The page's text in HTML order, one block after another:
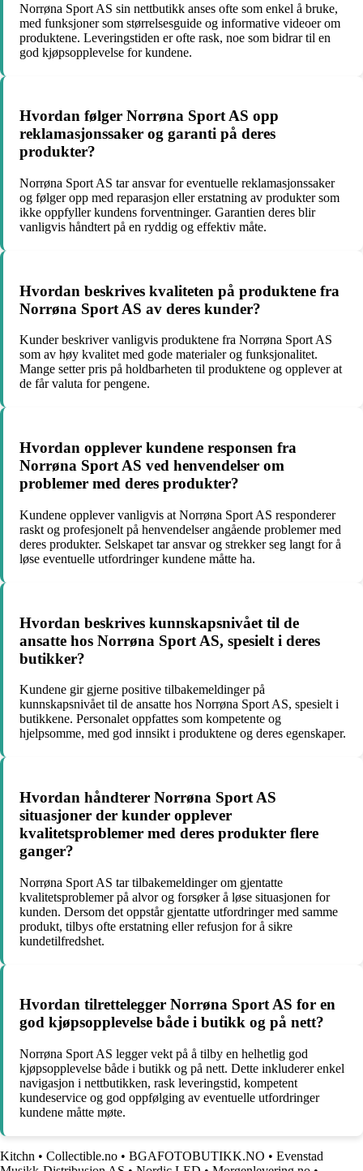
Norrøna Sport AS sin nettbutikk anses ofte som enkel å bruke,
med funksjoner som størrelsesguide og informative videoer om
produktene. Leveringstiden er ofte rask, noe som bidrar til en
god kjøpsopplevelse for kundene.
Hvordan følger Norrøna Sport AS opp
reklamasjonssaker og garanti på deres
produkter?
Norrøna Sport AS tar ansvar for eventuelle reklamasjonssaker
og følger opp med reparasjon eller erstatning av produkter som
ikke oppfyller kundens forventninger. Garantien deres blir
vanligvis håndtert på en ryddig og effektiv måte.
Hvordan beskrives kvaliteten på produktene fra
Norrøna Sport AS av deres kunder?
Kunder beskriver vanligvis produktene fra Norrøna Sport AS
som av høy kvalitet med gode materialer og funksjonalitet.
Mange setter pris på holdbarheten til produktene og opplever at
de får valuta for pengene.
Hvordan opplever kundene responsen fra
Norrøna Sport AS ved henvendelser om
problemer med deres produkter?
Kundene opplever vanligvis at Norrøna Sport AS responderer
raskt og profesjonelt på henvendelser angående problemer med
deres produkter. Selskapet tar ansvar og strekker seg langt for å
løse eventuelle utfordringer kundene måtte ha.
Hvordan beskrives kunnskapsnivået til de
ansatte hos Norrøna Sport AS, spesielt i deres
butikker?
Kundene gir gjerne positive tilbakemeldinger på
kunnskapsnivået til de ansatte hos Norrøna Sport AS, spesielt i
butikkene. Personalet oppfattes som kompetente og
hjelpsomme, med god innsikt i produktene og deres egenskaper.
Hvordan håndterer Norrøna Sport AS
situasjoner der kunder opplever
kvalitetsproblemer med deres produkter flere
ganger?
Norrøna Sport AS tar tilbakemeldinger om gjentatte
kvalitetsproblemer på alvor og forsøker å løse situasjonen for
kunden. Dersom det oppstår gjentatte utfordringer med samme
produkt, tilbys ofte erstatning eller refusjon for å sikre
kundetilfredshet.
Hvordan tilrettelegger Norrøna Sport AS for en
god kjøpsopplevelse både i butikk og på nett?
Norrøna Sport AS legger vekt på å tilby en helhetlig god
kjøpsopplevelse både i butikk og på nett. Dette inkluderer enkel
navigasjon i nettbutikken, rask leveringstid, kompetent
kundeservice og god oppfølging av eventuelle utfordringer
kundene måtte møte.
Kitchn • Collectible.no • BGAFOTOBUTIKK.NO • Evenstad